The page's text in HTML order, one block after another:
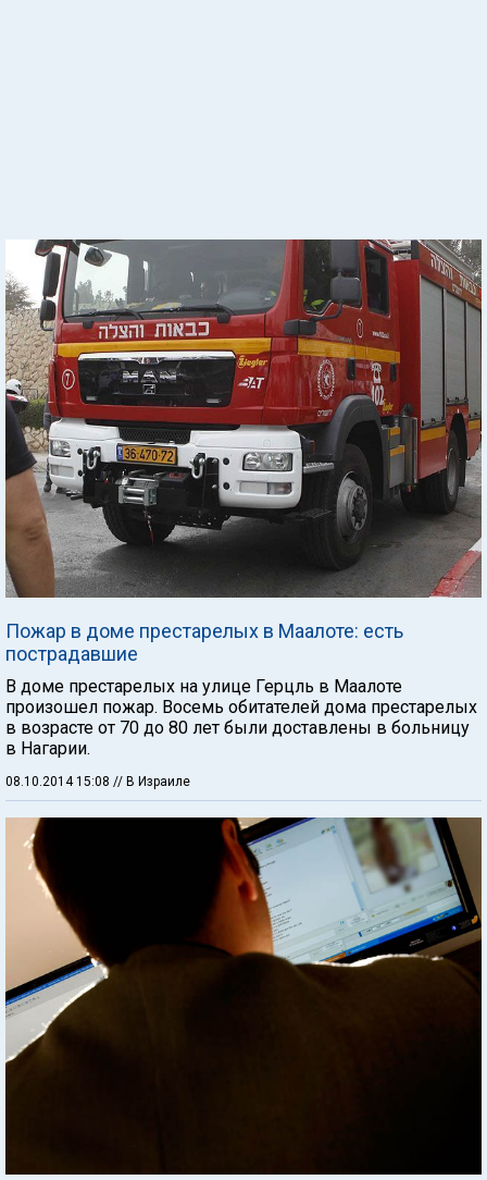
Пожар в доме престарелых в Маалоте: есть
пострадавшие
В доме престарелых на улице Герцль в Маалоте
произошел пожар. Восемь обитателей дома престарелых
в возрасте от 70 до 80 лет были доставлены в больницу
в Нагарии.
08.10.2014 15:08 // В Израиле